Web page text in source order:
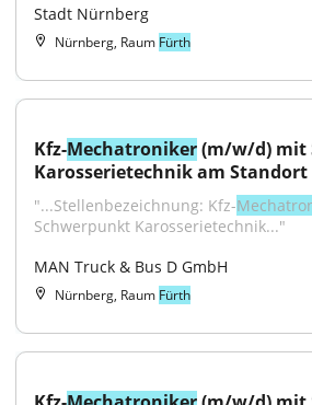
Stadt Nürnberg
Nürnberg, Raum Fürth
Kfz-Mechatroniker (m/w/d) mit
Karosserietechnik am
"...Stellenbezeichnung: Kfz-
Schwerpunkt Karosserietechnik..."
MAN Truck & Bus D GmbH
Nürnberg, Raum Fürth